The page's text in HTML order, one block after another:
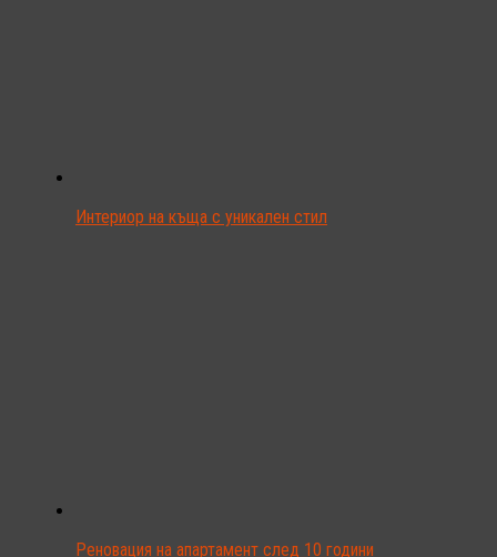
Интериор на къща с уникален стил
Реновация на апартамент след 10 години